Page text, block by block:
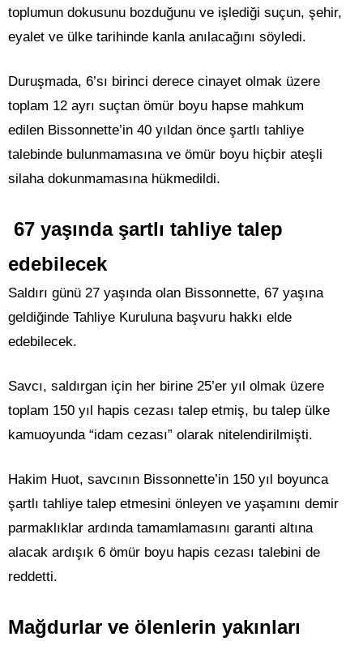
toplumun dokusunu bozduğunu ve işlediği suçun, şehir,
eyalet ve ülke tarihinde kanla anılacağını söyledi.
Duruşmada, 6’sı birinci derece cinayet olmak üzere
toplam 12 ayrı suçtan ömür boyu hapse mahkum
edilen Bissonnette’in 40 yıldan önce şartlı tahliye
talebinde bulunmamasına ve ömür boyu hiçbir ateşli
silaha dokunmamasına hükmedildi.
67 yaşında şartlı tahliye talep
edebilecek
Saldırı günü 27 yaşında olan Bissonnette, 67 yaşına
geldiğinde Tahliye Kuruluna başvuru hakkı elde
edebilecek.
Savcı, saldırgan için her birine 25’er yıl olmak üzere
toplam 150 yıl hapis cezası talep etmiş, bu talep ülke
kamuoyunda “idam cezası” olarak nitelendirilmişti.
Hakim Huot, savcının Bissonnette’in 150 yıl boyunca
şartlı tahliye talep etmesini önleyen ve yaşamını demir
parmaklıklar ardında tamamlamasını garanti altına
alacak ardışık 6 ömür boyu hapis cezası talebini de
reddetti.
Mağdurlar ve ölenlerin yakınları